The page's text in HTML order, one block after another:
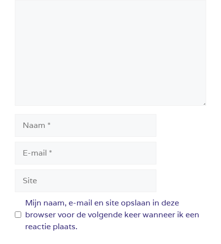
mail
Mijn naam, e-mail en site opslaan in deze
browser voor de volgende keer wanneer ik een
reactie plaats.